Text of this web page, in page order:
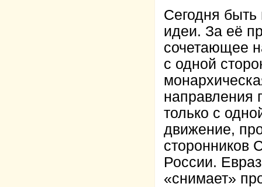
Сегодня быть
идеи. За её
сочетающее
с одной
направления
только с
движение,
сторонников
России.
«снимает»